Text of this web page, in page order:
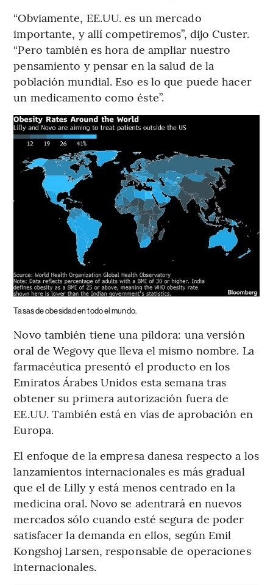
“Obviamente, EE.UU. es un mercado
importante, y allí competiremos”, dijo Custer.
“Pero también es hora de ampliar nuestro
pensamiento y pensar en la salud de la
población mundial. Eso es lo que puede hacer
un medicamento como éste”.
Tasas de obesidad en todo el mundo.
Novo también tiene una píldora: una versión
oral de Wegovy que lleva el mismo nombre. La
farmacéutica presentó el producto en los
Emiratos Árabes Unidos esta semana tras
obtener su primera autorización fuera de
EE.UU. También está en vías de aprobación en
Europa.
El enfoque de la empresa danesa respecto a los
lanzamientos internacionales es más gradual
que el de Lilly y está menos centrado en la
medicina oral. Novo se adentrará en nuevos
mercados sólo cuando esté segura de poder
satisfacer la demanda en ellos, según Emil
Kongshoj Larsen, responsable de operaciones
internacionales.